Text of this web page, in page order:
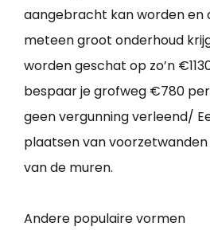
aangebracht kan worden en
meteen groot onderhoud
worden geschat op zo’n
bespaar je grofweg €780
geen vergunning verleend/
plaatsen van
van de muren.
Andere populaire vormen